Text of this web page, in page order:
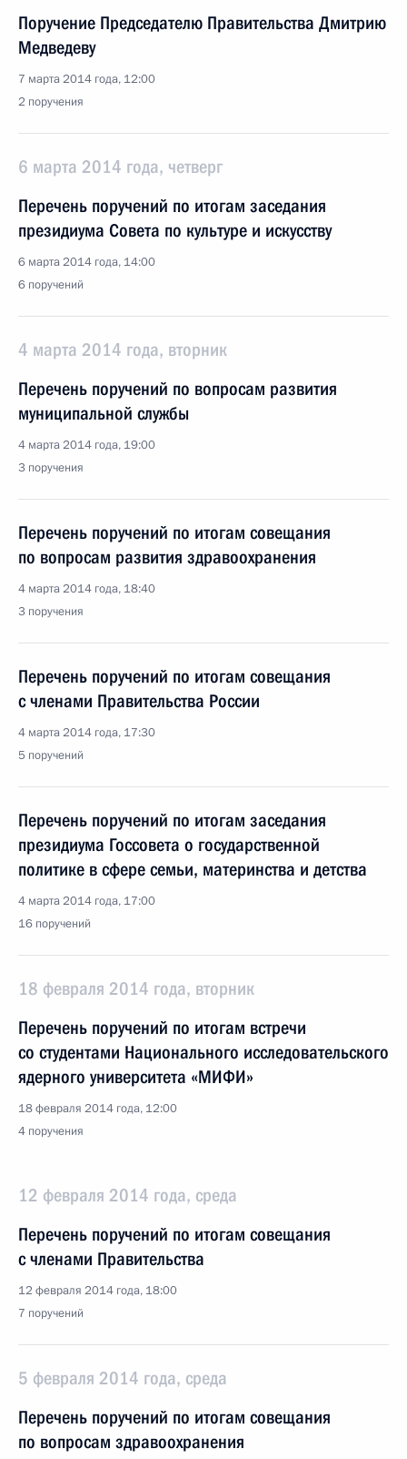
Поручение Председателю Правительства Дмитрию
Медведеву
7 марта 2014 года, 12:00
2 поручения
6 марта 2014 года, четверг
Перечень поручений по итогам заседания
президиума Совета по культуре и искусству
6 марта 2014 года, 14:00
6 поручений
4 марта 2014 года, вторник
Перечень поручений по вопросам развития
муниципальной службы
4 марта 2014 года, 19:00
3 поручения
Перечень поручений по итогам совещания
по вопросам развития здравоохранения
4 марта 2014 года, 18:40
3 поручения
Перечень поручений по итогам совещания
с членами Правительства России
4 марта 2014 года, 17:30
5 поручений
Перечень поручений по итогам заседания
президиума Госсовета о государственной
политике в сфере семьи, материнства и детства
4 марта 2014 года, 17:00
16 поручений
18 февраля 2014 года, вторник
Перечень поручений по итогам встречи
со студентами Национального исследовательского
ядерного университета «МИФИ»
18 февраля 2014 года, 12:00
4 поручения
12 февраля 2014 года, среда
Перечень поручений по итогам совещания
с членами Правительства
12 февраля 2014 года, 18:00
7 поручений
5 февраля 2014 года, среда
Перечень поручений по итогам совещания
по вопросам здравоохранения